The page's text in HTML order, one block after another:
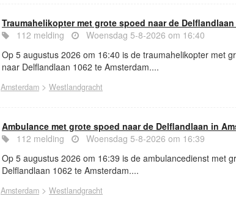
Traumahelikopter met grote spoed naar de
112 melding
Woensdag 5-8-2026 om 16:40
Op 5 augustus 2026 om 16:40 is de traumahelikopter met
naar Delflandlaan 1062 te Amsterdam....
Amsterdam > Westlandgracht
Ambulance met grote spoed naar de Delflandlaan in
112 melding
Woensdag 5-8-2026 om 16:39
Op 5 augustus 2026 om 16:39 is de ambulancedienst met
Delflandlaan 1062 te Amsterdam....
Amsterdam > Westlandgracht